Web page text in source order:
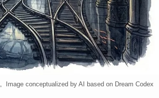
Image conceptualized by AI based on Dream Codex